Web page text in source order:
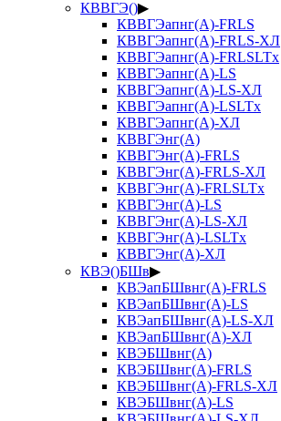
КВВГЭ()▶
КВВГЭапнг(А)-FRLS
КВВГЭапнг(А)-FRLS-ХЛ
КВВГЭапнг(А)-FRLSLTx
КВВГЭапнг(А)-LS
КВВГЭапнг(А)-LS-ХЛ
КВВГЭапнг(А)-LSLTx
КВВГЭапнг(А)-ХЛ
КВВГЭнг(А)
КВВГЭнг(А)-FRLS
КВВГЭнг(А)-FRLS-ХЛ
КВВГЭнг(А)-FRLSLTx
КВВГЭнг(А)-LS
КВВГЭнг(А)-LS-ХЛ
КВВГЭнг(А)-LSLTx
КВВГЭнг(А)-ХЛ
КВЭ()БШв▶
КВЭапБШвнг(А)-FRLS
КВЭапБШвнг(А)-LS
КВЭапБШвнг(А)-LS-ХЛ
КВЭапБШвнг(А)-ХЛ
КВЭБШвнг(А)
КВЭБШвнг(А)-FRLS
КВЭБШвнг(А)-FRLS-ХЛ
КВЭБШвнг(А)-LS